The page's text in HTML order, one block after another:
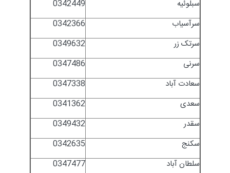
0342449
سبلوئیه
0342366
سرآسیاب
0349632
سرتک زر
0347486
سرنی
0347338
سعادت آباد
0341362
سعدی
0349432
سقدر
0342635
سکنج
0347477
سلطان آباد